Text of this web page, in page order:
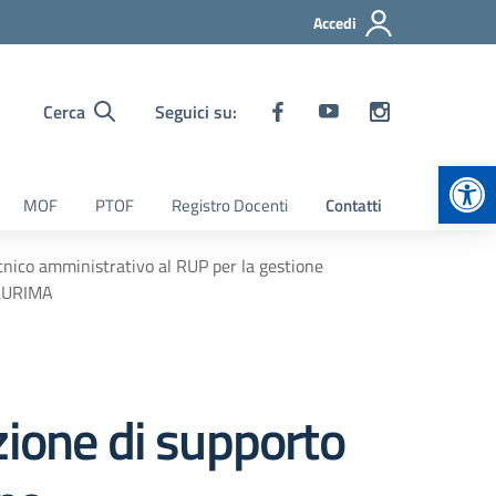
Accedi
Cerca Seguici su:
MOF PTOF Registro Docenti Contatti
amministrativo al RUP per la gestione
di supporto